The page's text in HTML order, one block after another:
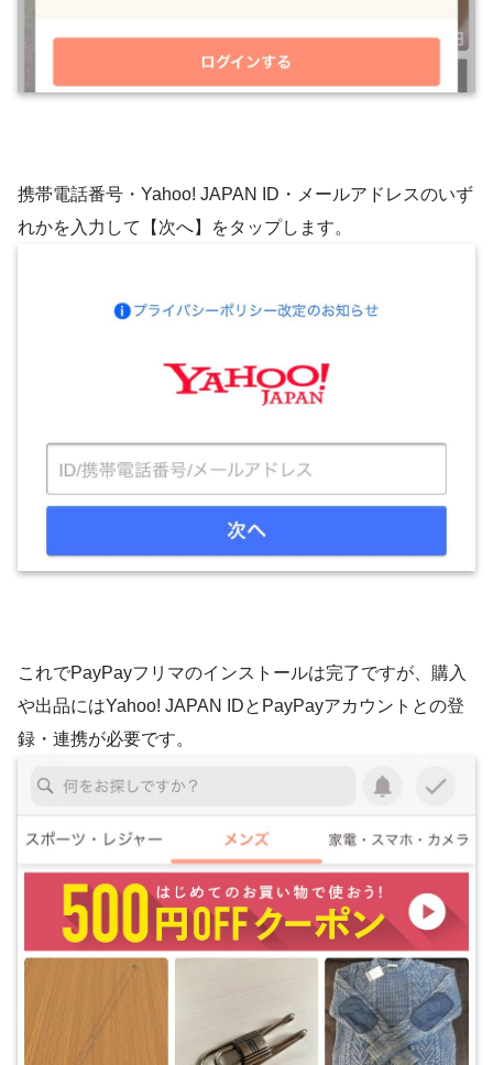
携帯電話番号・Yahoo! JAPAN ID・メールアドレスのいず
れかを入力して【次へ】をタップします。
これでPayPayフリマのインストールは完了ですが、購入
や出品にはYahoo! JAPAN IDとPayPayアカウントとの登
録・連携が必要です。